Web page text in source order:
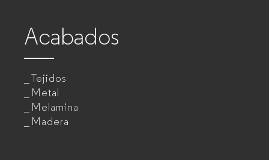
Acabados
Tejidos
Metal
Melamina
Madera